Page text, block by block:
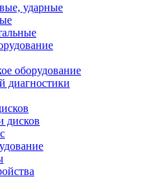
ударные
оборудование
диагностики
дисков